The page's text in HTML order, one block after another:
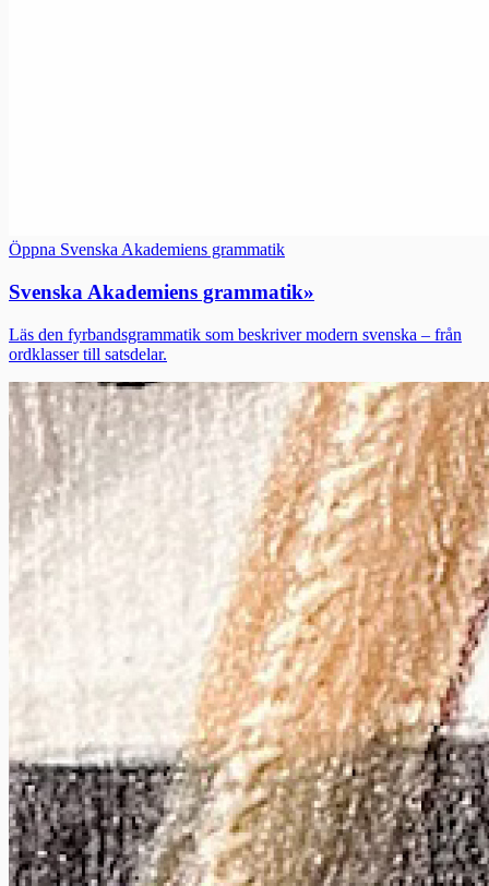
Öppna Svenska Akademiens grammatik
Svenska Akademiens grammatik»
Läs den fyrbandsgrammatik som beskriver modern svenska – från
ordklasser till satsdelar.